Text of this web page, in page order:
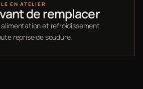
EN ATELIER
de remplacer
et refroidissement
reprise de soudure.